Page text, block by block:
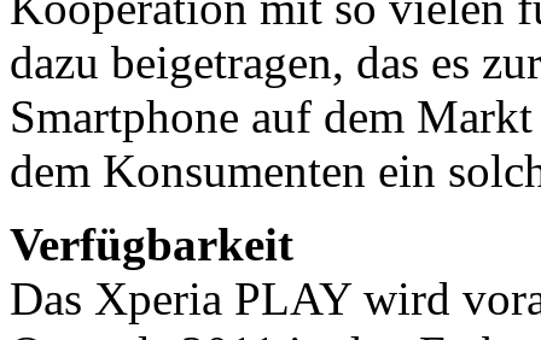
dazu beigetragen, das es
Smartphone auf dem
dem Konsumenten ein
Verfügbarkeit
Das Xperia PLAY wird